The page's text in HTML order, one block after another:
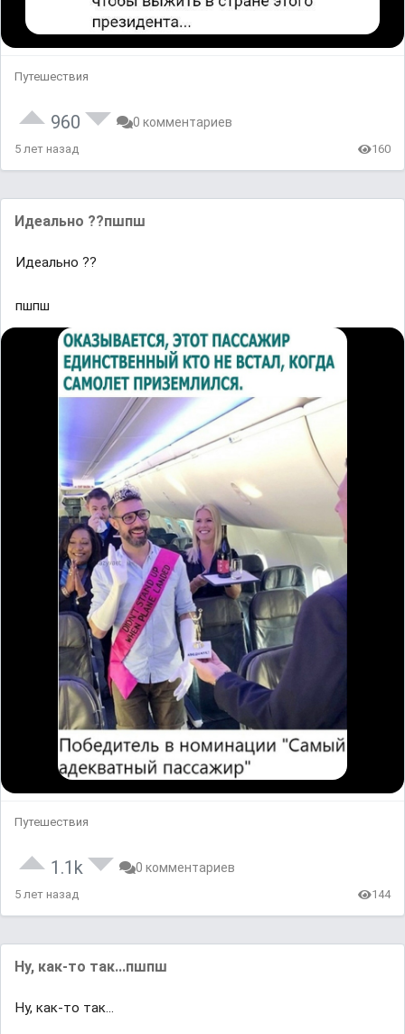
Путешествия
960 0 комментариев
5 лет назад 160
Идеально ??пшпш
Идеально ??
пшпш
Путешествия
1.1k 0 комментариев
5 лет назад 144
Ну, как-тo так...пшпш
Ну, как-тo так...